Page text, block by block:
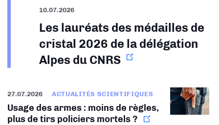
10.07.2026
Les lauréats des médailles de
cristal 2026 de la délégation
Alpes du CNRS
27.07.2026 ACTUALITÉS SCIENTIFIQUES
Usage des armes : moins de règles,
plus de tirs policiers mortels ?